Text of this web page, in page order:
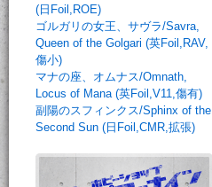
(日Foil,ROE)
ゴルガリの女王、サヴラ/Savra,
Queen of the Golgari (英Foil,RAV,
傷小)
マナの座、オムナス/Omnath,
Locus of Mana (英Foil,V11,傷有)
副陽のスフィンクス/Sphinx of the
Second Sun (日Foil,CMR,拡張)